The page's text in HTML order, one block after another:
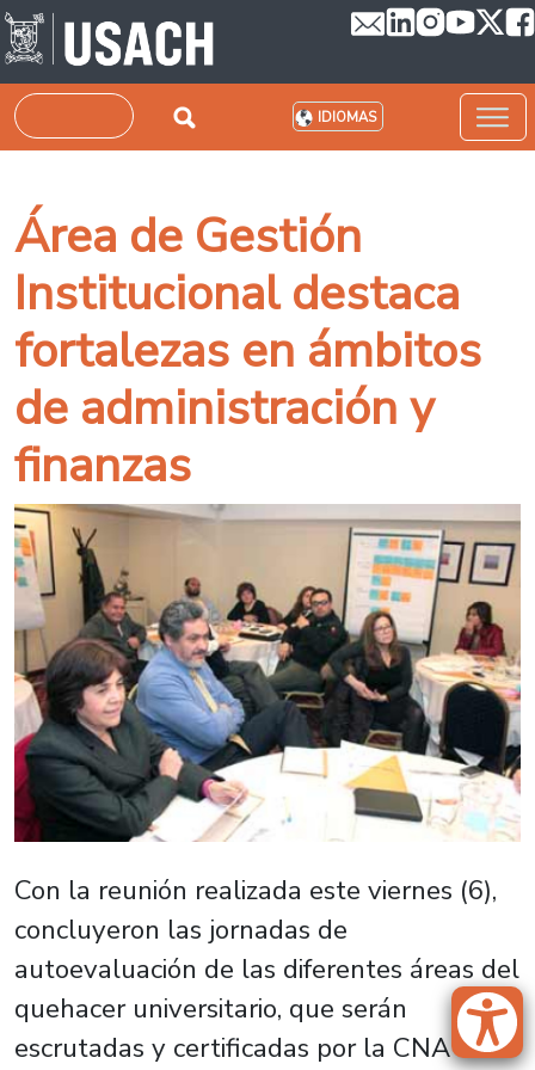
Pasar al contenido principal
Buscar IDIOMAS
Área de Gestión
Institucional destaca
fortalezas en ámbitos
de administración y
finanzas
Con la reunión realizada este viernes (6),
concluyeron las jornadas de
autoevaluación de las diferentes áreas del
quehacer universitario, que serán
escrutadas y certificadas por la CNA